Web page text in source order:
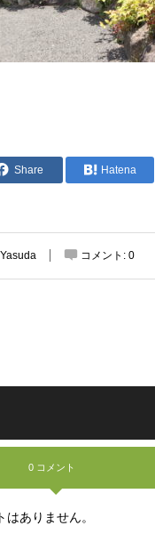
Share Hatena
コメント: 0
0 コメント
ありません。